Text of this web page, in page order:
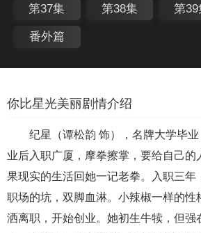
第37集 第38集 第39
番外篇
你比星光美丽剧情介绍
纪星（谭松韵 饰），名牌大学毕业
业后入职广厦，摩拳擦掌，要给自己的
果现实的生活回她一记老拳。入职三年
职场的坑，双脚血淋。小辣椒一样的性
洒离职，开始创业。她初生牛犊，但强